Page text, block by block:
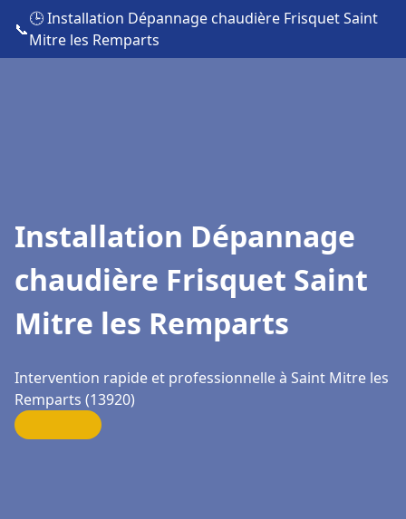
📞
🕒 Installation Dépannage chaudière Frisquet Saint
Mitre les Remparts
Installation Dépannage
chaudière Frisquet Saint
Mitre les Remparts
Intervention rapide et professionnelle à Saint Mitre les
Remparts (13920)